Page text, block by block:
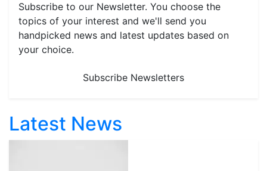
Subscribe to our Newsletter. You choose the
topics of your interest and we'll send you
handpicked news and latest updates based on
your choice.
Subscribe Newsletters
Latest News